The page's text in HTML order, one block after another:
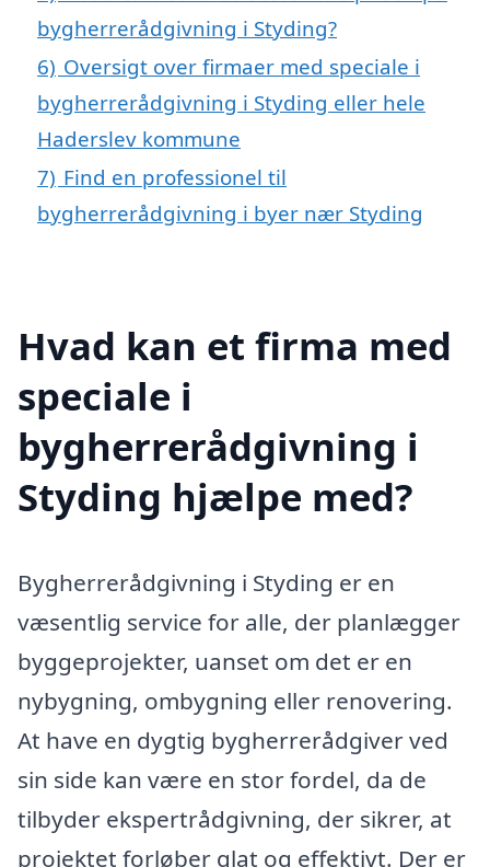
bygherrerådgivning i Styding?
6) Oversigt over firmaer med speciale i
bygherrerådgivning i Styding eller hele
Haderslev kommune
7) Find en professionel til
bygherrerådgivning i byer nær Styding
Hvad kan et firma med
speciale i
bygherrerådgivning i
Styding hjælpe med?
Bygherrerådgivning i Styding er en
væsentlig service for alle, der planlægger
byggeprojekter, uanset om det er en
nybygning, ombygning eller renovering.
At have en dygtig bygherrerådgiver ved
sin side kan være en stor fordel, da de
tilbyder ekspertrådgivning, der sikrer, at
projektet forløber glat og effektivt. Der er